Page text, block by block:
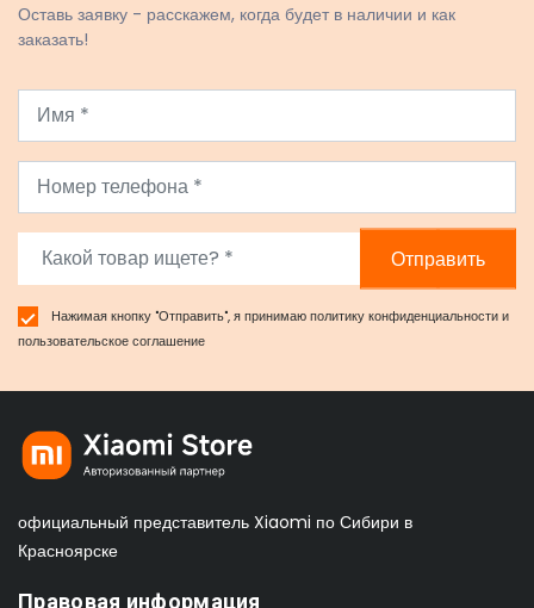
Оставь заявку - расскажем, когда будет в наличии и как
заказать!
Отправить
Нажимая кнопку "Отправить", я принимаюполитику конфиденциальностии
пользовательское соглашение
официальный представитель Xiaomi по Сибири в
Красноярске
Правовая информация